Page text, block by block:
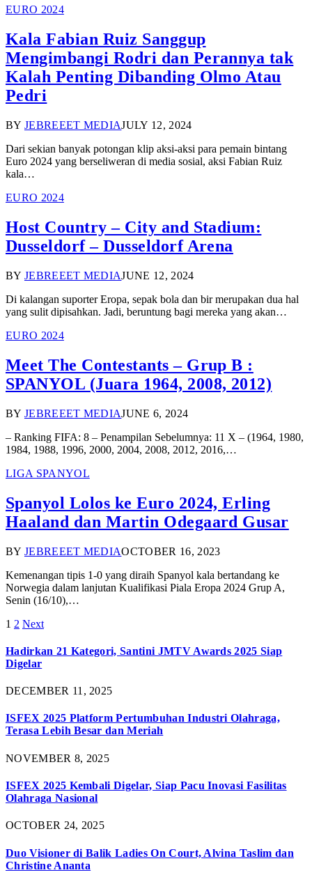
EURO 2024
Kala Fabian Ruiz Sanggup
Mengimbangi Rodri dan Perannya tak
Kalah Penting Dibanding Olmo Atau
Pedri
BY JEBREEET MEDIAJULY 12, 2024
Dari sekian banyak potongan klip aksi-aksi para pemain bintang
Euro 2024 yang berseliweran di media sosial, aksi Fabian Ruiz
kala…
EURO 2024
Host Country – City and Stadium:
Dusseldorf – Dusseldorf Arena
BY JEBREEET MEDIAJUNE 12, 2024
Di kalangan suporter Eropa, sepak bola dan bir merupakan dua hal
yang sulit dipisahkan. Jadi, beruntung bagi mereka yang akan…
EURO 2024
Meet The Contestants – Grup B :
SPANYOL (Juara 1964, 2008, 2012)
BY JEBREEET MEDIAJUNE 6, 2024
– Ranking FIFA: 8 – Penampilan Sebelumnya: 11 X – (1964, 1980,
1984, 1988, 1996, 2000, 2004, 2008, 2012, 2016,…
LIGA SPANYOL
Spanyol Lolos ke Euro 2024, Erling
Haaland dan Martin Odegaard Gusar
BY JEBREEET MEDIAOCTOBER 16, 2023
Kemenangan tipis 1-0 yang diraih Spanyol kala bertandang ke
Norwegia dalam lanjutan Kualifikasi Piala Eropa 2024 Grup A,
Senin (16/10),…
1 2 Next
Hadirkan 21 Kategori, Santini JMTV Awards 2025 Siap
Digelar
DECEMBER 11, 2025
ISFEX 2025 Platform Pertumbuhan Industri Olahraga,
Terasa Lebih Besar dan Meriah
NOVEMBER 8, 2025
ISFEX 2025 Kembali Digelar, Siap Pacu Inovasi Fasilitas
Olahraga Nasional
OCTOBER 24, 2025
Duo Visioner di Balik Ladies On Court, Alvina Taslim dan
Christine Ananta